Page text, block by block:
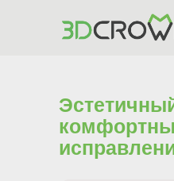
+7 (967) 027-65-
цифровая